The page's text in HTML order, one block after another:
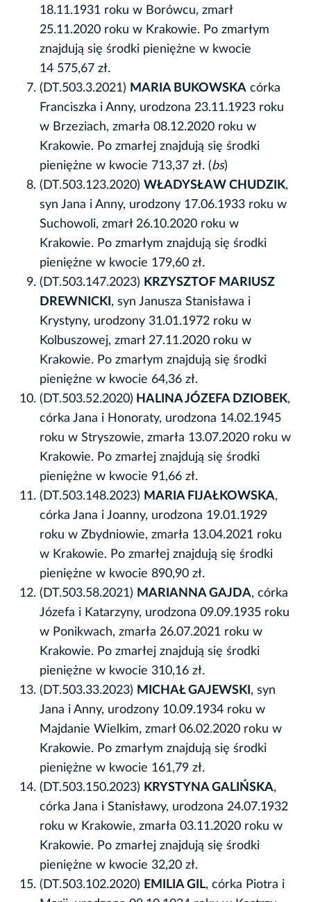
18.11.1931 roku w Borówcu, zmarł
25.11.2020 roku w Krakowie. Po zmarłym
znajdują się środki pieniężne w kwocie
14 575,67 zł.
(DT.503.3.2021) MARIA BUKOWSKA córka
Franciszka i Anny, urodzona 23.11.1923 roku
w Brzeziach, zmarła 08.12.2020 roku w
Krakowie. Po zmarłej znajdują się środki
pieniężne w kwocie 713,37 zł. (bs)
(DT.503.123.2020) WŁADYSŁAW CHUDZIK,
syn Jana i Anny, urodzony 17.06.1933 roku w
Suchowoli, zmarł 26.10.2020 roku w
Krakowie. Po zmarłym znajdują się środki
pieniężne w kwocie 179,60 zł.
(DT.503.147.2023) KRZYSZTOF MARIUSZ
DREWNICKI , syn Janusza Stanisława i
Krystyny, urodzony 31.01.1972 roku w
Kolbuszowej, zmarł 27.11.2020 roku w
Krakowie. Po zmarłym znajdują się środki
pieniężne w kwocie 64,36 zł.
(DT.503.52.2020) H ALINA JÓZEFA DZIOBEK,
córka Jana i Honoraty, urodzona 14.02.1945
roku w Stryszowie, zmarła 13.07.2020 roku w
Krakowie. Po zmarłej znajdują się środki
pieniężne w kwocie 91,66 zł.
(DT.503.148.2023) MARIA FIJAŁKOWSKA,
córka Jana i Joanny, urodzona 19.01.1929
roku w Zbydniowie, zmarła 13.04.2021 roku
w Krakowie. Po zmarłej znajdują się środki
pieniężne w kwocie 890,90 zł.
(DT.503.58.2021) MARIANNA GAJDA, córka
Józefa i Katarzyny, urodzona 09.09.1935 roku
w Ponikwach, zmarła 26.07.2021 roku w
Krakowie. Po zmarłej znajdują się środki
pieniężne w kwocie 310,16 zł.
(DT.503.33.2023) MICHAŁ GAJEWSKI , syn
Jana i Anny, urodzony 10.09.1934 roku w
Majdanie Wielkim, zmarł 06.02.2020 roku w
Krakowie. Po zmarłym znajdują się środki
pieniężne w kwocie 161,79 zł.
(DT.503.150.2023) KRYSTYNA GALIŃSKA,
córka Jana i Stanisławy, urodzona 24.07.1932
roku w Krakowie, zmarła 03.11.2020 roku w
Krakowie. Po zmarłej znajdują się środki
pieniężne w kwocie 32,20 zł.
(DT.503.102.2020) EMILIA GIL, córka Piotra i